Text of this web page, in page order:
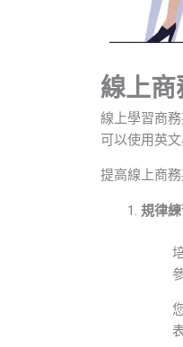
線上
線上學習商
可以使用英
提高線上商
規律練